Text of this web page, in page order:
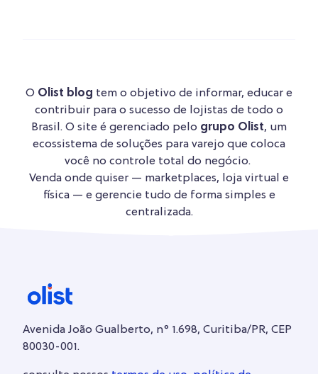
O Olist blog tem o objetivo de informar, educar e
contribuir para o sucesso de lojistas de todo o
Brasil. O site é gerenciado pelo grupo Olist, um
ecossistema de soluções para varejo que coloca
você no controle total do negócio.
Venda onde quiser — marketplaces, loja virtual e
física — e gerencie tudo de forma simples e
centralizada.
Avenida João Gualberto, n° 1.698, Curitiba/PR, CEP
80030-001.